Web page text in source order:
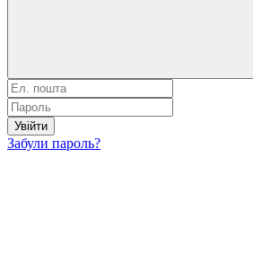
Увійти
Забули пароль?